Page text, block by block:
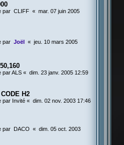
par CLIFF « mar. 07 juin 2005
par Joël « jeu. 10 mars 2005
parALS« dim. 23 janv. 2005 12:59
H2
par Invité« dim. 02 nov. 2003 17:46
par DACO « dim. 05 oct. 2003